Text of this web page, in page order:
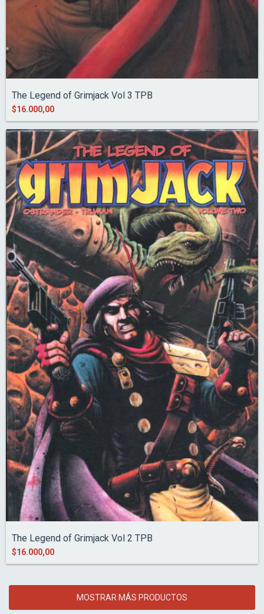
The Legend of Grimjack Vol 3 TPB
$16.000,00
The Legend of Grimjack Vol 2 TPB
$16.000,00
MOSTRAR MÁS PRODUCTOS